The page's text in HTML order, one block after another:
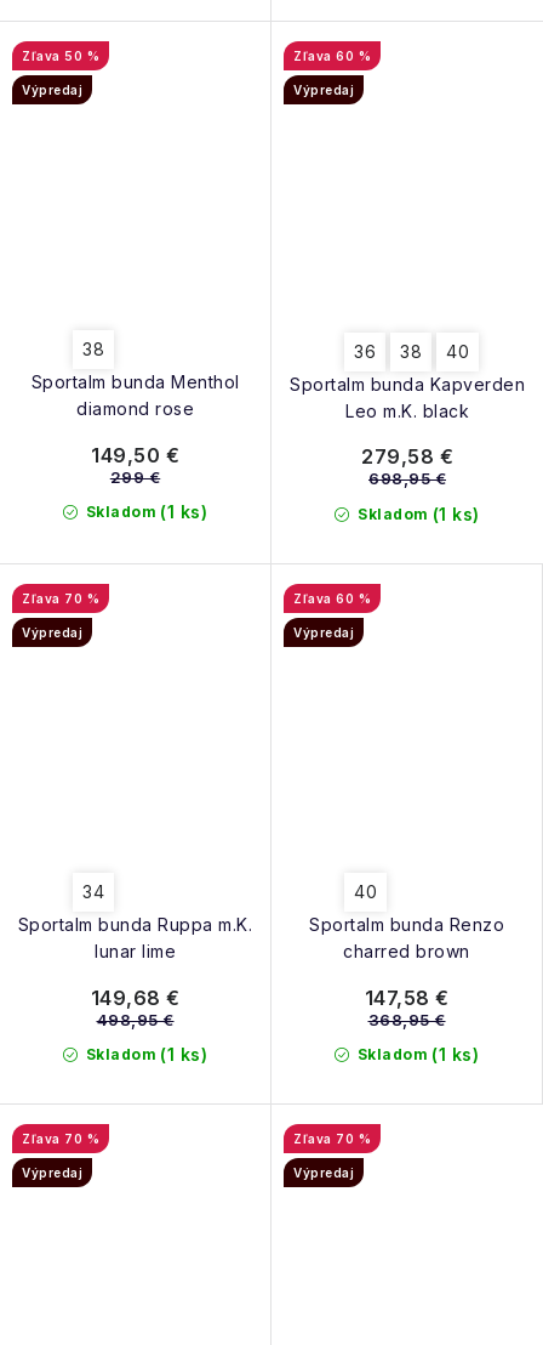
Sportalm bunda Menthol
diamond rose
50 %
Výpredaj
38
Skladom (1 ks)
149,50 €
299 €
Sportalm bunda Kapverden
Leo m.K. black
60 %
Výpredaj
36 38 40
Skladom (1 ks)
279,58 €
698,95 €
Sportalm bunda Ruppa m.K.
lunar lime
70 %
Výpredaj
34
Skladom (1 ks)
149,68 €
498,95 €
Sportalm bunda Renzo
charred brown
60 %
Výpredaj
40
Skladom (1 ks)
147,58 €
368,95 €
70 %
Výpredaj
70 %
Výpredaj